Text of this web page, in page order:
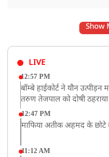
Show
LIVE
12:57 PM
बॉम्बे हाईकोर्ट ने यौन
तरुण तेजपाल को दोषी ठहराया
12:47 PM
माफिया अतीक अहमद के छोटे
11:12 AM